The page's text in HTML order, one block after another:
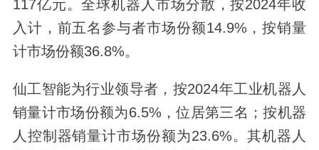
117亿元。全球机器人市场分散，按2024年收
入计，前五名参与者市场份额14.9%，按销量
计市场份额36.8%。
仙工智能为行业领导者，按2024年工业机器人
销量计市场份额为6.5%，位居第三名；按机器
人控制器销量计市场份额为23.6%。其机器人